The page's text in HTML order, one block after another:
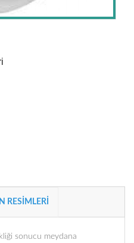
RESIMLERI
sonucu meydana